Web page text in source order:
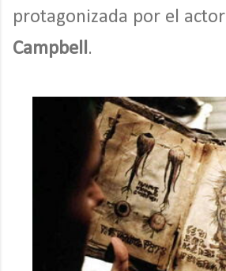
protagonizada por el actor
Campbell .